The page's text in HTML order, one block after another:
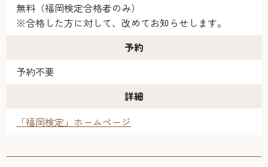
無料（福岡検定合格者のみ）
※合格した方に対して、改めてお知らせします。
予約
予約不要
詳細
「福岡検定」ホームページ